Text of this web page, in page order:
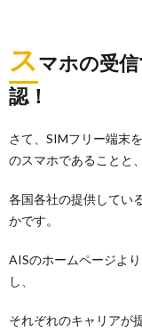
スマホの受
認！
さて、SIMフリー端末
のスマホであることと、
各国各社の提供してい
かです。
AISのホームページよ
し、
それぞれのキャリアが